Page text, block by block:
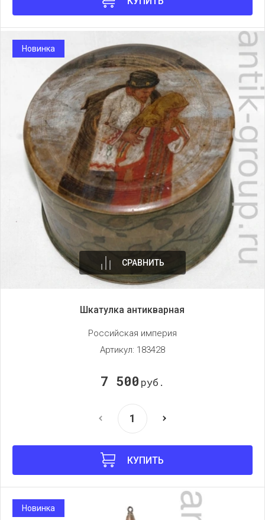
СРАВНИТЬ
Новинка
Шкатулка антикварная
Российская империя
Артикул: 183428
7 500 руб.
КУПИТЬ
Новинка